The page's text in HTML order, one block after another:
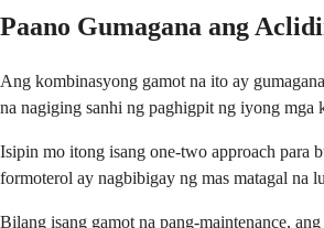
Paano Gumagana ang
Ang kombinasyong gamot na ito ay
na nagiging sanhi ng paghigpit ng iyong mga
Isipin mo itong isang one-two approach para
formoterol ay nagbibigay ng mas matagal na
Bilang isang gamot na pang-maintenance,